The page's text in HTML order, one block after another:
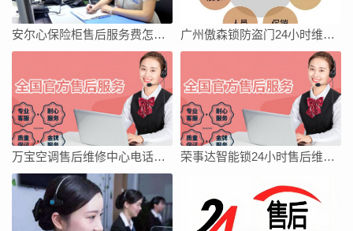
安尔心保险柜售后服务费怎么收 广州傲森锁防盗门24小时维修服务400电话
万宝空调售后维修中心电话地址全国 荣事达智能锁24小时售后维修网点电话